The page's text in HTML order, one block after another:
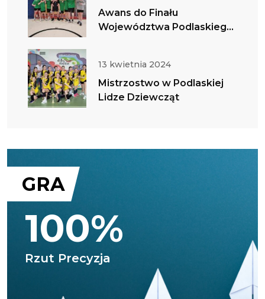
Awans do Finału
Województwa Podlaskiego
13 kwietnia 2024
Mistrzostwo w Podlaskiej
Lidze Dziewcząt
GRA
100%
Rzut Precyzja